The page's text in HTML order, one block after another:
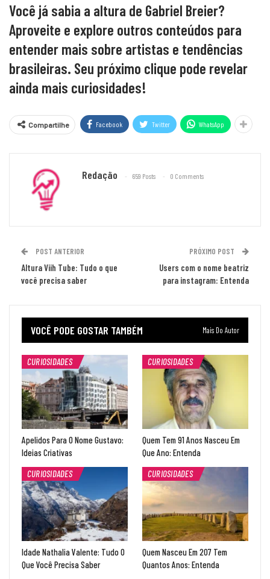
Você já sabia a altura de Gabriel Breier?
Aproveite e explore outros conteúdos para
entender mais sobre artistas e tendências
brasileiras. Seu próximo clique pode revelar
ainda mais curiosidades!
Compartilhe Facebook Twitter WhatsApp
Redação 659 Posts 0 Comments
POST ANTERIOR
Altura Viih Tube: Tudo o que
você precisa saber
PRÓXIMO POST
Users com o nome beatriz
para instagram: Entenda
VOCÊ PODE GOSTAR TAMBÉM Mais Do Autor
CURIOSIDADES
Apelidos Para O Nome Gustavo:
Ideias Criativas
CURIOSIDADES
Quem Tem 91 Anos Nasceu Em
Que Ano: Entenda
CURIOSIDADES
Idade Nathalia Valente: Tudo O
Que Você Precisa Saber
CURIOSIDADES
Quem Nasceu Em 207 Tem
Quantos Anos: Entenda